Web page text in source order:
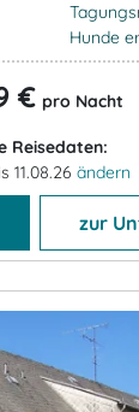
Hunde
€ pro Nacht
Reisedaten:
11.08.26 ändern
zur